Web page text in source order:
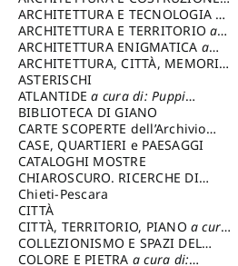
cura di: Poretti Sergio
ARCHITETTURA E TECNOLOGIA a
cura di: Carrara Gianfranco
ARCHITETTURA E TERRITORIOa
cura di: Pietrogrande Enrico
ARCHITETTURA ENIGMATICA a
cura di: Lenci Ruggero
ARCHITETTURA, CITTÀ, MEMORIA
a cura di: Valeriani Enrico
ASTERISCHI
ATLANTIDEa cura di: Puppi
Lionello
BIBLIOTECA DI GIANO
CARTE SCOPERTE dell’Archivio
Storico Capitolino
CASE, QUARTIERI e PAESAGGI
CATALOGHI MOSTRE
CHIAROSCURO. RICERCHE DI
STORIA E STORIA DELL'ARTE
cura di: Di Carpegna Falconieri
Tommaso
Chieti-Pescara
CITTÀ
CITTÀ, TERRITORIO, PIANO a cura
di: Imbesi Giuseppe
COLLEZIONISMO E SPAZI DEL
COLLEZIONISMO a cura di:
COLORE E PIETRA a cura di: